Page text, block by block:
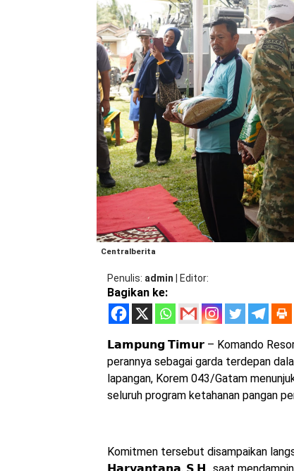
Centralberita
Penulis admin Editor
Bagikan ke:
𝗟𝗮𝗺𝗽𝘂𝗻𝗴 𝗧𝗶𝗺𝘂𝗿 – Komando Resor
perannya sebagai garda terdepan
lapangan, Korem 043/Gatam
seluruh program ketahanan pangan
Komitmen tersebut disampaikan